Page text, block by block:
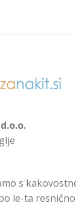
s
le-ta